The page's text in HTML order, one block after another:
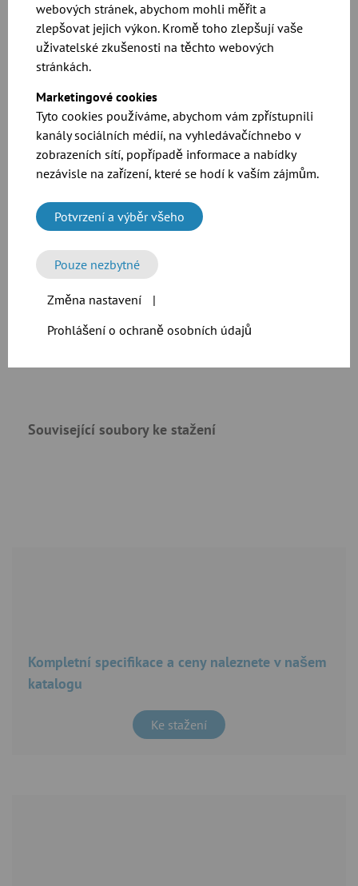
webových stránek, abychom mohli měřit a
zlepšovat jejich výkon. Kromě toho zlepšují vaše
uživatelské zkušenosti na těchto webových
stránkách.
Marketingové cookies
Tyto cookies používáme, abychom vám zpřístupnili
kanály sociálních médií, na vyhledávačíchnebo v
zobrazeních sítí, popřípadě informace a nabídky
nezávisle na zařízení, které se hodí k vaším zájmům.
Potvrzení a výběr všeho
Pouze nezbytné
Změna nastavení
|
Prohlášení o ochraně osobních údajů
Ztráta tlaku
Tlaková ztráta se liší od rozdílu tlaků a lze ji odhadnout
pomocí sousedního grafu.
Funkční výkres Venturiho trubice
přívodu a odvodu. Minimální délku přívodu lze překlenout
pomocí volitelných trubek.
Související soubory ke stažení
Kompletní specifikace a ceny naleznete v našem
katalogu
Ke stažení